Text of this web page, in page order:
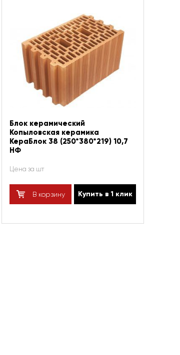
Блок керамический
Копыловская керамика
КераБлок 38 (250*380*219) 10,7
НФ
Цена за шт
В корзину Купить в 1 клик